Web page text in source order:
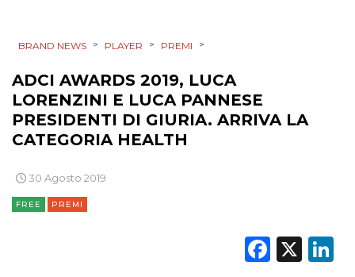
CASE HISTORY
OPINIONI
BRAND NEWS > PLAYER > PREMI >
ADCI AWARDS 2019, LUCA
LORENZINI E LUCA PANNESE
PRESIDENTI DI GIURIA. ARRIVA LA
CATEGORIA HEALTH
30 Agosto 2019
FREE PREMI
X